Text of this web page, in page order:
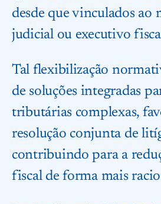
desde que vinculados ao
judicial ou executivo
Tal flexibilização
de soluções integradas
tributárias complexas,
resolução conjunta de
contribuindo para a
fiscal de forma mais